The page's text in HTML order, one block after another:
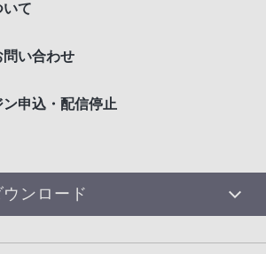
限）
もしくは適用される法令で明示的
お客様は、
ェアの全部又は一部を複製、複写
することはできません。
ェアにつき、リバースエンジニア
イル、逆アセンブルを行うこと
いて
い合わせ
ン申込・配信停止
ンロード